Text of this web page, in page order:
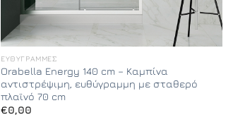
ΕΥΘΎΓΡΑΜΜΕΣ
Orabella Energy 140 cm – Καμπίνα
αντιστρέψιμη, ευθύγραμμη με σταθερό
πλαϊνό 70 cm
€0,00